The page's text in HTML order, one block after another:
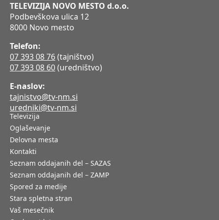
TELEVIZIJA NOVO MESTO d.o.o.
Podbevškova ulica 12
8000 Novo mesto
Telefon:
07 393 08 76(tajništvo)
07 393 08 60(uredništvo)
E-naslov:
tajnistvo@tv-nm.si
uredniki@tv-nm.si
Televizija
Oglaševanje
Delovna mesta
Kontakti
Seznam oddajanih del – SAZAS
Seznam oddajanih del – ZAMP
Spored za medije
Stara spletna stran
Vaš mesečnik